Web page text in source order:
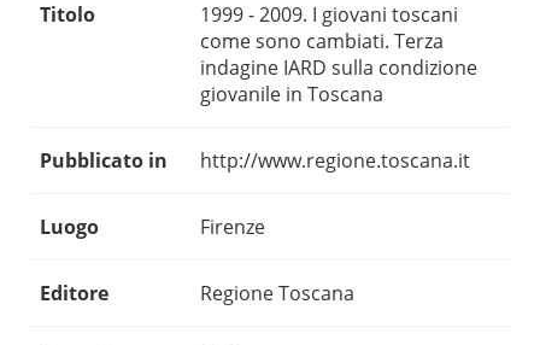
Titolo
1999 - 2009. I giovani toscani
come sono cambiati. Terza
indagine IARD sulla condizione
giovanile in Toscana
Pubblicato in http://www.regione.toscana.it
Luogo Firenze
Editore Regione Toscana